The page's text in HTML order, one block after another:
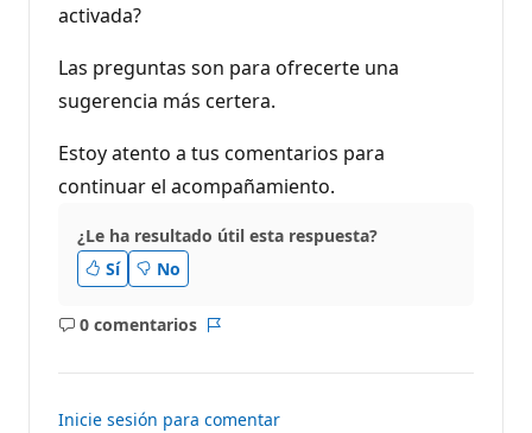
activada?
Las preguntas son para ofrecerte una
sugerencia más certera.
Estoy atento a tus comentarios para
continuar el acompañamiento.
¿Le ha resultado útil esta respuesta?
Sí
No
0 comentarios
No
Inicie sesión para comentar